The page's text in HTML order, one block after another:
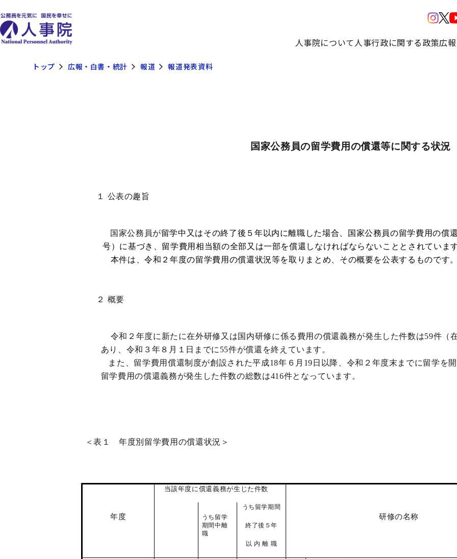
人事院について 人事行政に関する政策広
トップ 広報・白書・統計 報道 報道発表資料
国家公務員の留学費用の償還等に関する状況
１ 公表の趣旨
国家公務員が留学中又はその終了後５年以内に離職した場合、国家公務員の留学費用の償
号）に基づき、留学費用相当額の全部又は一部を償還しなければならないこととされています
本件は、令和２年度の留学費用の償還状況等を取りまとめ、その概要を公表するものです。
２ 概要
令和２年度に新たに在外研修又は国内研修に係る費用の償還義務が発生した件数は59件（
あり、令和３年８月１日までに55件が償還を終えています。
また、留学費用償還制度が創設された平成18年６月19日以降、令和２年度末までに留学を
留学費用の償還義務が発生した件数の総数は416件となっています。
＜表１ 年度別留学費用の償還状況＞
年度
当該年度に償還義務が生じた件数
研修の名称
うち留学
期間中離
職
うち留学期間
終了後５年
以 内 離 職